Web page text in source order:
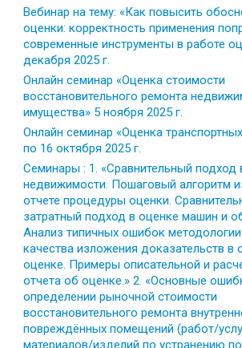
Вебинар на тему: «Как повысить
оценки: корректность применения
современные инструменты в работе
декабря 2025 г.
Онлайн семинар «Оценка стоимости
восстановительного ремонта
имущества» 5 ноября 2025 г.
Онлайн семинар «Оценка
по 16 октября 2025 г.
Семинары : 1. «Сравнительный подход
недвижимости. Пошаговый алгоритм
отчете процедуры оценки.
затратный подход в оценке машин и
Анализ типичных ошибок
качества изложения доказательств в
оценке. Примеры описательной и
отчета об оценке.» 2. «Основные
определении рыночной стоимости
восстановительного ремонта
повреждённых помещений (работ/
материалов/изделий по устранению